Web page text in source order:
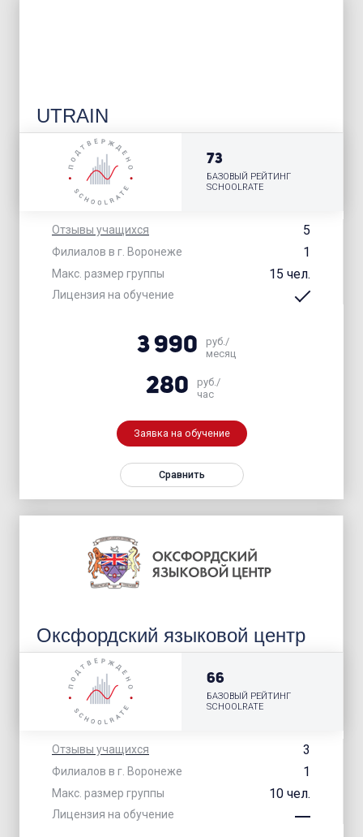
UTRAIN
Отзывы учащихся 5
Филиалов в г. Воронеже 1
Макс. размер группы 15 чел.
Лицензия на обучение
73
БАЗОВЫЙ РЕЙТИНГ
SCHOOLRATE
3 990
руб./
месяц
280
руб./
час
Заявка на обучение
Сравнить
Оксфордский языковой центр
Отзывы учащихся 3
Филиалов в г. Воронеже 1
Макс. размер группы 10 чел.
Лицензия на обучение
66
БАЗОВЫЙ РЕЙТИНГ
SCHOOLRATE